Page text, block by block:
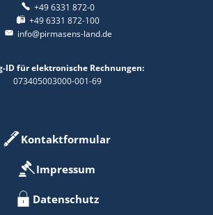
+49 6331 872-0
+49 6331 872-100
info@pirmasens-land.de
ID für elektronische Rechnungen:
073405003000-001-69
Kontaktformular
Impressum
Datenschutz